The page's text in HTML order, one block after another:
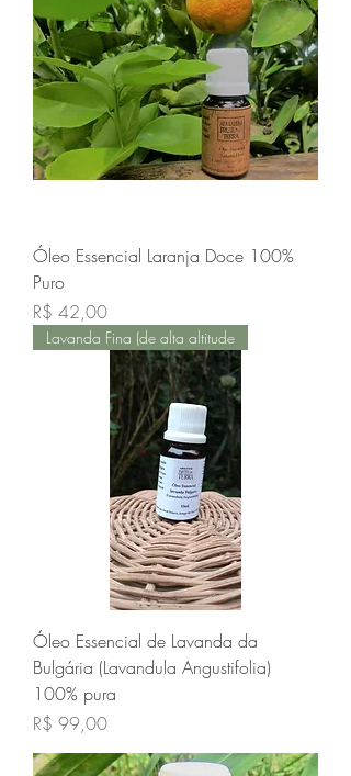
Óleo Essencial Laranja Doce 100%
Puro
Preço
R$ 42,00
Lavanda Fina (de alta altitude
Óleo Essencial de Lavanda da
Bulgária (Lavandula Angustifolia)
100% pura
Preço
R$ 99,00